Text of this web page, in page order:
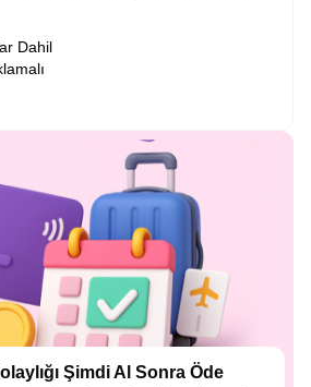
Dahil
Şimdi Al Sonra Öde